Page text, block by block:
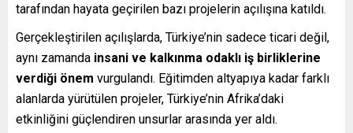
tarafından hayata geçirilen bazı projelerin açılışına katıldı.
Gerçekleştirilen açılışlarda, Türkiye’nin sadece ticari değil,
aynı zamanda insani ve kalkınma odaklı iş birliklerine
verdiği önem vurgulandı. Eğitimden altyapıya kadar farklı
alanlarda yürütülen projeler, Türkiye’nin Afrika’daki
etkinliğini güçlendiren unsurlar arasında yer aldı.